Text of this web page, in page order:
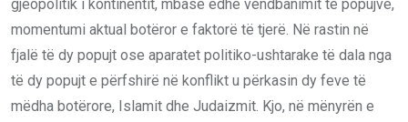
gjeopolitik i kontinentit, mbase edhe vendbanimit të popujve,
momentumi aktual botëror e faktorë të tjerë. Në rastin në
fjalë të dy popujt ose aparatet politiko-ushtarake të dala nga
të dy popujt e përfshirë në konflikt u përkasin dy feve të
mëdha botërore, Islamit dhe Judaizmit. Kjo, në mënyrën e